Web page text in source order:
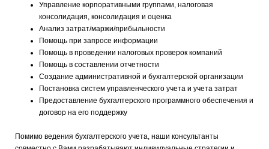
Управление корпоративными группами, налоговая
консолидация, консолидация и оценка
Анализ затрат/маржи/прибыльности
Помощь при запросе информации
Помощь в проведении налоговых проверок компаний
Помощь в составлении отчетности
Создание административной и бухгалтерской организации
Постановка систем управленческого учета и учета затрат
Предоставление бухгалтерского программного обеспечения и
договор на его поддержку
Помимо ведения бухгалтерского учета, наши консультанты